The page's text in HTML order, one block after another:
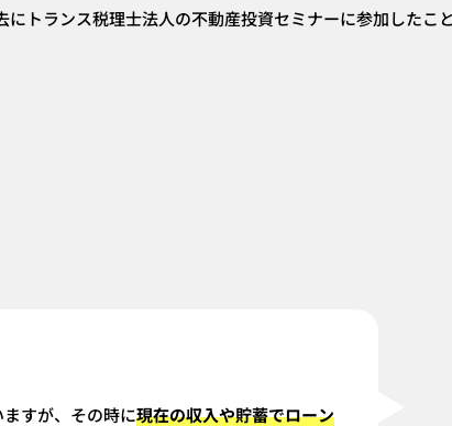
トランス税理士法人の不動産投資セミナーに参加したこと
すが、その時に現在の収入や貯蓄でローン